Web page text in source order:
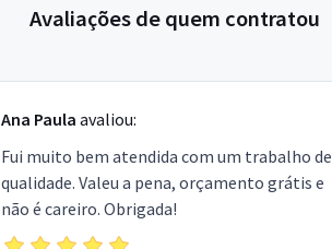
Avaliações de quem contratou
Ana Paula avaliou:
Fui muito bem atendida com um trabalho de
qualidade. Valeu a pena, orçamento grátis e
não é careiro. Obrigada!